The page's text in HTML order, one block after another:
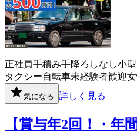
正社員手積み手降ろしなし小
タクシー自転車未経験者歓迎
気になる 詳しく見る
【賞与年2回！・年